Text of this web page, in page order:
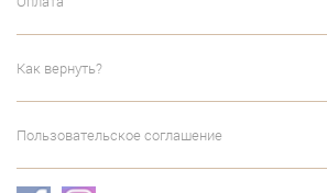
Как вернуть?
Пользовательское соглашение